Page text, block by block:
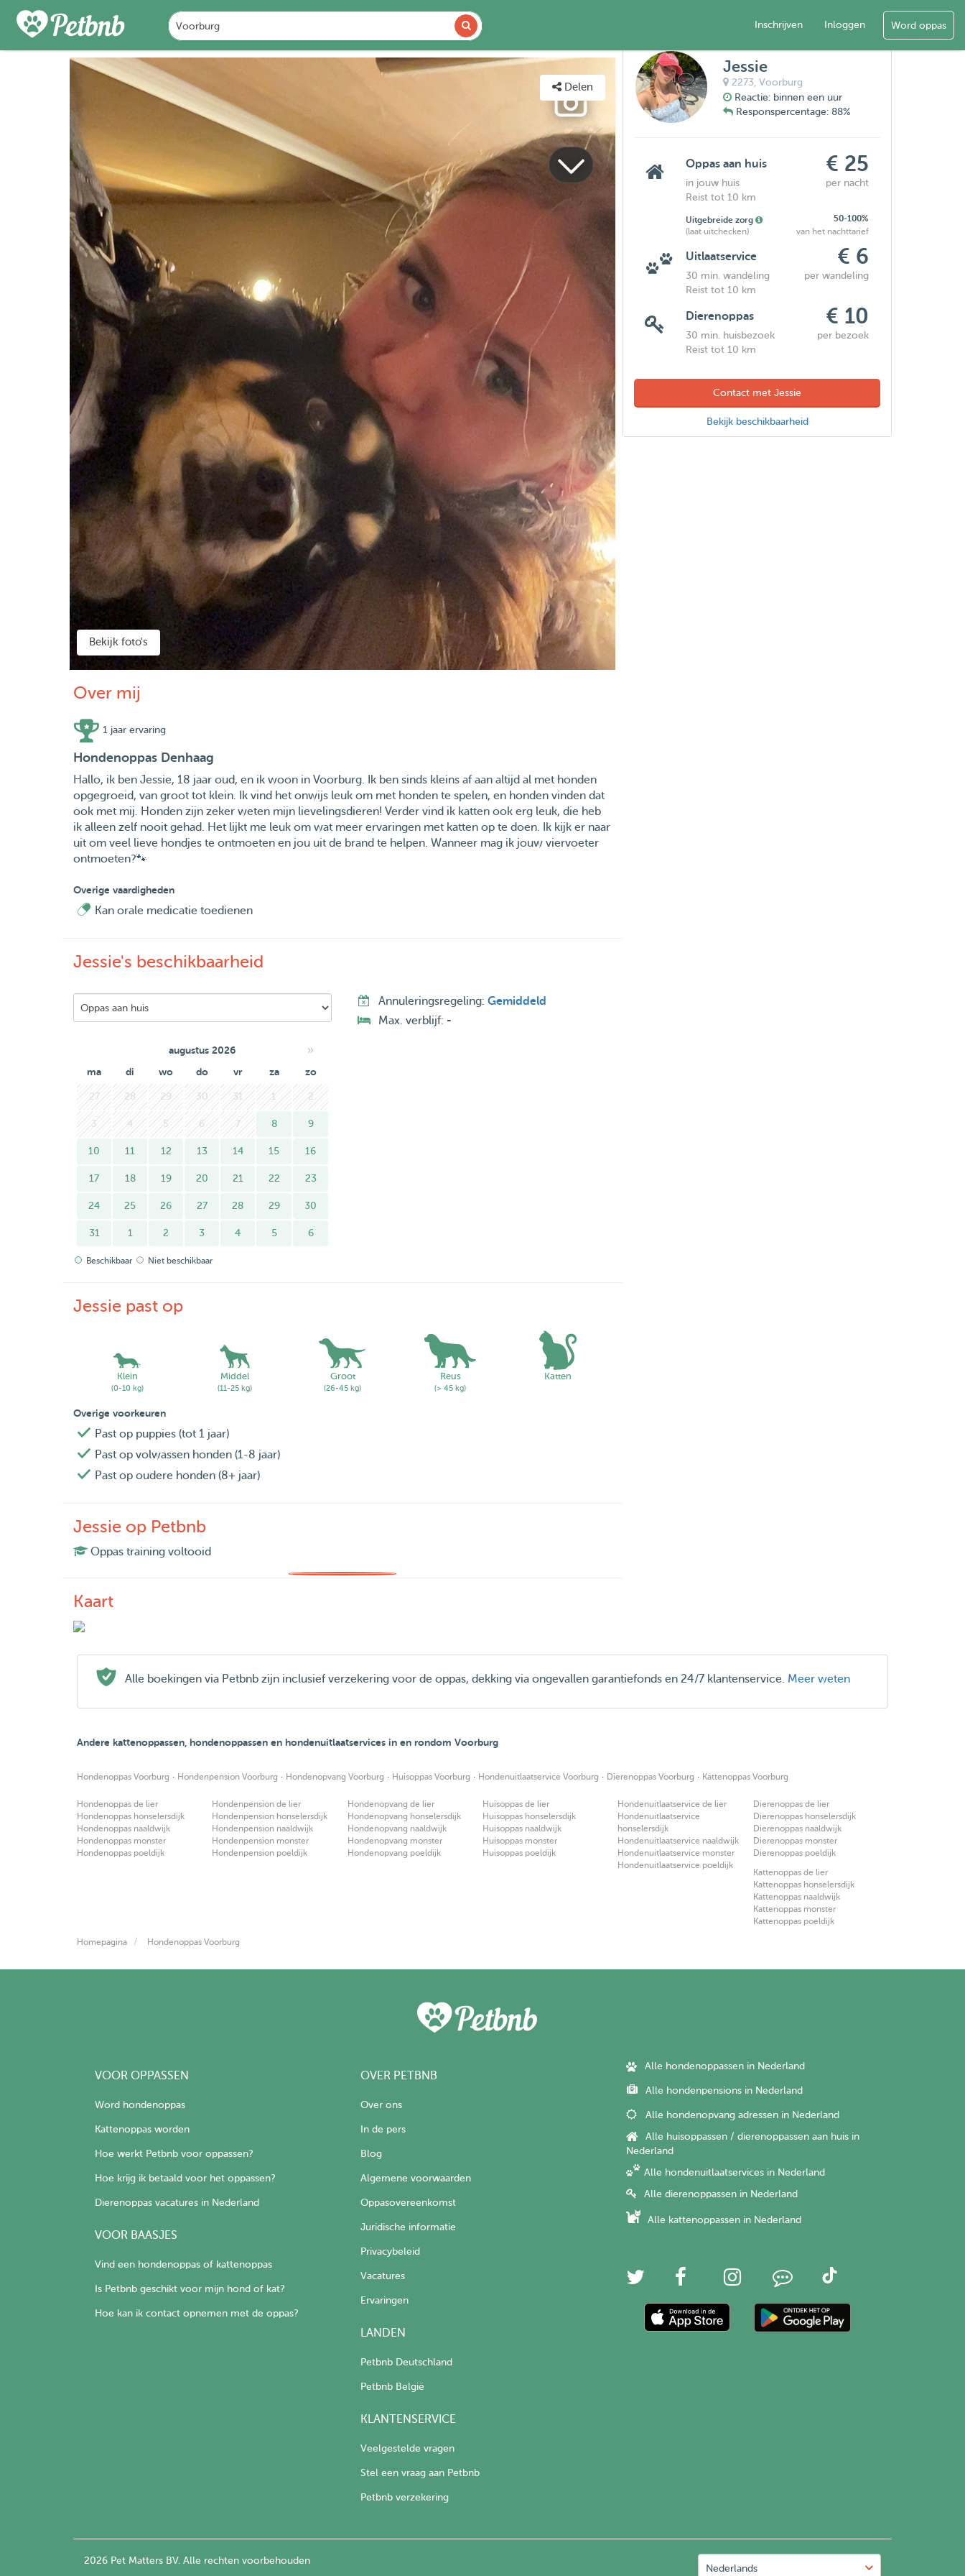
Inschrijven Inloggen Word oppas
FOTO'S BESCHIKBAARHEID KAART
Delen
Bekijk foto's
Over mij
1 jaar ervaring
Hondenoppas Denhaag
Hallo, ik ben Jessie, 18 jaar oud, en ik woon in Voorburg. Ik ben sinds kleins af aan altijd al met honden
opgegroeid, van groot tot klein. Ik vind het onwijs leuk om met honden te spelen, en honden vinden dat
ook met mij. Honden zijn zeker weten mijn lievelingsdieren! Verder vind ik katten ook erg leuk, die heb
ik alleen zelf nooit gehad. Het lijkt me leuk om wat meer ervaringen met katten op te doen. Ik kijk er naar
uit om veel lieve hondjes te ontmoeten en jou uit de brand te helpen. Wanneer mag ik jouw viervoeter
ontmoeten?🐾
Overige vaardigheden
Kan orale medicatie toedienen
Jessie's beschikbaarheid
augustus 2026 »
ma di wo do vr za zo
27 28 29 30 31 1 2
3 4 5 6 7 8 9
10 11 12 13 14 15 16
17 18 19 20 21 22 23
24 25 26 27 28 29 30
31 1 2 3 4 5 6
Beschikbaar Niet beschikbaar
Annuleringsregeling: Gemiddeld
Max. verblijf: -
Jessie past op
Klein
(0-10 kg)
Middel
(11-25 kg)
Groot
(26-45 kg)
Reus
(> 45 kg)
Katten
Overige voorkeuren
Past op puppies (tot 1 jaar)
Past op volwassen honden (1-8 jaar)
Past op oudere honden (8+ jaar)
Jessie op Petbnb
Oppas training voltooid
Kaart
Jessie
2273,Voorburg
Reactie: binnen een uur
Responspercentage: 88%
Oppas aan huis € 25
in jouw huis
per nacht
Reist tot 10 km
Uitgebreide zorg
50-100%
(laat uitchecken)
van het nachttarief
Uitlaatservice € 6
30 min. wandeling
per wandeling
Reist tot 10 km
Dierenoppas € 10
30 min. huisbezoek
per bezoek
Reist tot 10 km
Contact met Jessie
Bekijk beschikbaarheid
Alle boekingen via Petbnb zijn inclusief verzekering voor de oppas, dekking via ongevallen garantiefonds en 24/7 klantenservice. Meer weten
Andere kattenoppassen, hondenoppassen en hondenuitlaatservices in en rondom Voorburg
Hondenoppas Voorburg · Hondenpension Voorburg · Hondenopvang Voorburg · Huisoppas Voorburg · Hondenuitlaatservice Voorburg · Dierenoppas Voorburg · Kattenoppas Voorburg
Hondenoppas de lier
Hondenoppas honselersdijk
Hondenoppas naaldwijk
Hondenoppas monster
Hondenoppas poeldijk
Hondenpension de lier
Hondenpension honselersdijk
Hondenpension naaldwijk
Hondenpension monster
Hondenpension poeldijk
Hondenopvang de lier
Hondenopvang honselersdijk
Hondenopvang naaldwijk
Hondenopvang monster
Hondenopvang poeldijk
Huisoppas de lier
Huisoppas honselersdijk
Huisoppas naaldwijk
Huisoppas monster
Huisoppas poeldijk
Hondenuitlaatservice de lier
Hondenuitlaatservice
honselersdijk
Hondenuitlaatservice naaldwijk
Hondenuitlaatservice monster
Hondenuitlaatservice poeldijk
Dierenoppas de lier
Dierenoppas honselersdijk
Dierenoppas naaldwijk
Dierenoppas monster
Dierenoppas poeldijk
Kattenoppas de lier
Kattenoppas honselersdijk
Kattenoppas naaldwijk
Kattenoppas monster
Kattenoppas poeldijk
Homepagina Hondenoppas Voorburg
VOOR OPPASSEN
Word hondenoppas
Kattenoppas worden
Hoe werkt Petbnb voor oppassen?
Hoe krijg ik betaald voor het oppassen?
Dierenoppas vacatures in Nederland
VOOR BAASJES
Vind een hondenoppas of kattenoppas
Is Petbnb geschikt voor mijn hond of kat?
Hoe kan ik contact opnemen met de oppas?
OVER PETBNB
Over ons
In de pers
Blog
Algemene voorwaarden
Oppasovereenkomst
Juridische informatie
Privacybeleid
Vacatures
Ervaringen
LANDEN
Petbnb Deutschland
Petbnb België
KLANTENSERVICE
Veelgestelde vragen
Stel een vraag aan Petbnb
Petbnb verzekering
Alle hondenoppassen in Nederland
Alle hondenpensions in Nederland
Alle hondenopvang adressen in Nederland
Alle huisoppassen / dierenoppassen aan huis in
Nederland
Alle hondenuitlaatservices in Nederland
Alle dierenoppassen in Nederland
Alle kattenoppassen in Nederland
2026 Pet Matters BV. Alle rechten voorbehouden
Nederlands